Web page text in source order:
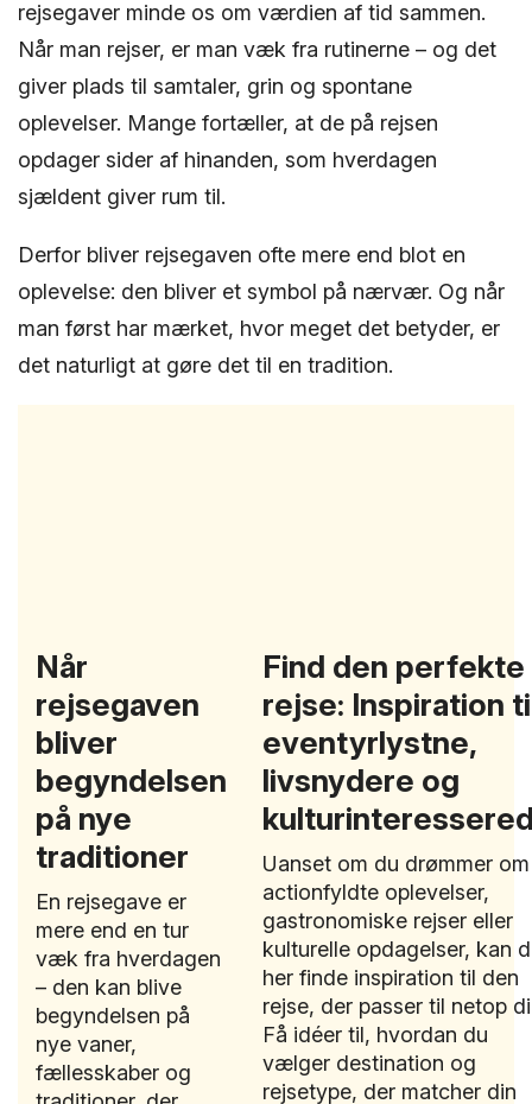
rejsegaver minde os om værdien af tid sammen.
Når man rejser, er man væk fra rutinerne – og det
giver plads til samtaler, grin og spontane
oplevelser. Mange fortæller, at de på rejsen
opdager sider af hinanden, som hverdagen
sjældent giver rum til.
Derfor bliver rejsegaven ofte mere end blot en
oplevelse: den bliver et symbol på nærvær. Og når
man først har mærket, hvor meget det betyder, er
det naturligt at gøre det til en tradition.
Når
rejsegaven
bliver
begyndelsen
på nye
traditioner
En rejsegave er
mere end en tur
væk fra hverdagen
– den kan blive
begyndelsen på
nye vaner,
fællesskaber og
Find den perfekte
rejse: Inspiration
eventyrlystne,
livsnydere og
Uanset om du drømmer om
actionfyldte oplevelser,
gastronomiske rejser eller
kulturelle opdagelser, kan
her finde inspiration til den
rejse, der passer til netop
Få idéer til, hvordan du
vælger destination og
rejsetype, der matcher din